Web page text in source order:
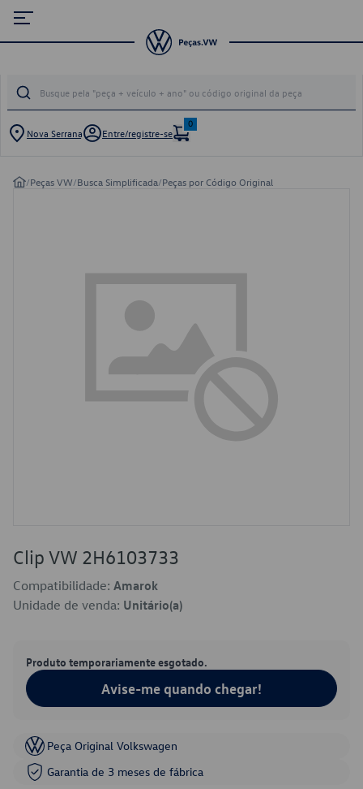
Nova Serrana Entre/registre-se
0
/Peças VW/Busca Simplificada/Peças por Código Original
Clip VW 2H6103733
Compatibilidade: Amarok
Unidade de venda: Unitário(a)
Produto temporariamente esgotado.
Avise-me quando chegar!
Peça Original Volkswagen
Garantia de 3 meses de fábrica